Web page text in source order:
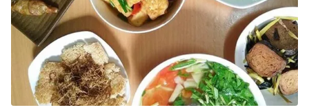
Theo dõi báo trên
Cơ quan chủ quản:Đài Truyền hình Việt Nam
Cơ quan báo chí:Thời báo VTV
Giấy phép hoạt động báo in và báo điện tử số 483/GP-BTTTT
cấp ngày 29/12/2023